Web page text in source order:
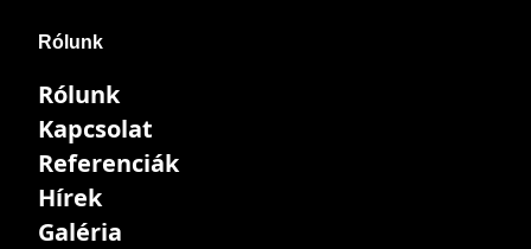
Rólunk
Rólunk
Kapcsolat
Referenciák
Hírek
Galéria